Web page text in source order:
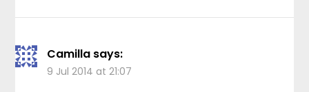
Camilla says:
9 Jul 2014 at 21:07